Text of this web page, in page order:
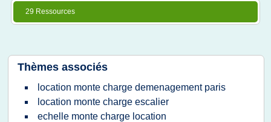
29 Ressources
Thèmes associés
location monte charge demenagement paris
location monte charge escalier
echelle monte charge location